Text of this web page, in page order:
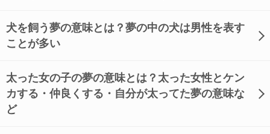
犬を飼う夢の意味とは？夢の中の犬は男性を表す
ことが多い
太った女の子の夢の意味とは？太った女性とケン
カする・仲良くする・自分が太ってた夢の意味な
ど